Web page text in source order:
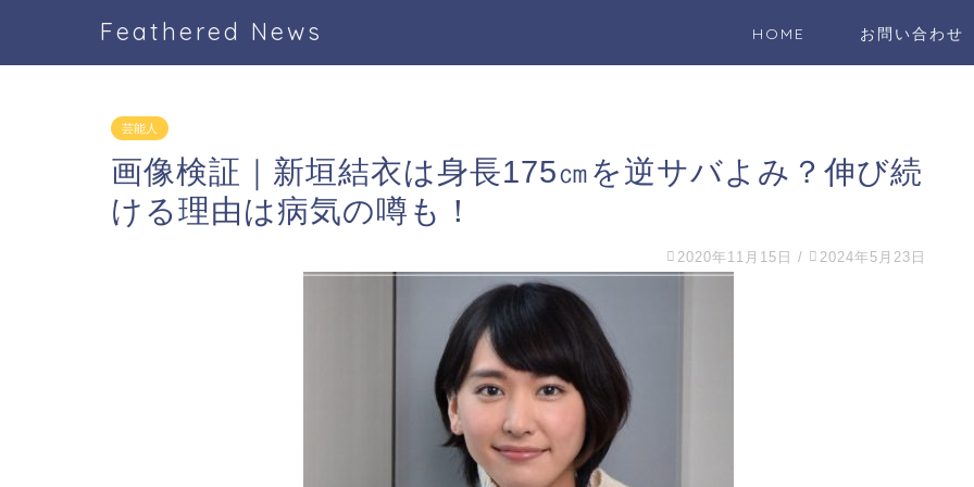
Feathered News HOME お問い合わせ
芸能人
画像検証｜新垣結衣は身長175㎝を逆サバよみ？伸び続
ける理由は病気の噂も！
2020年11月15日 / 2024年5月23日